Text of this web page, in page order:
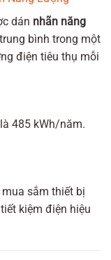
dán nhãn năng
bình trong một
điện tiêu thụ mỗi
485 kWh/năm.
sắm thiết bị
kiệm điện hiệu